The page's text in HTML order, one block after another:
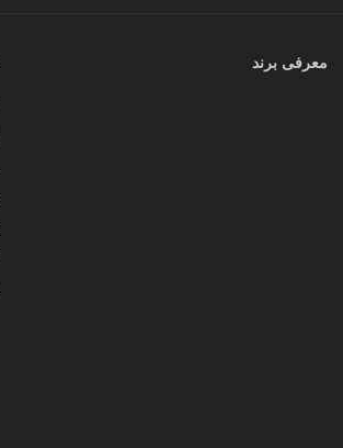
معرفی برند